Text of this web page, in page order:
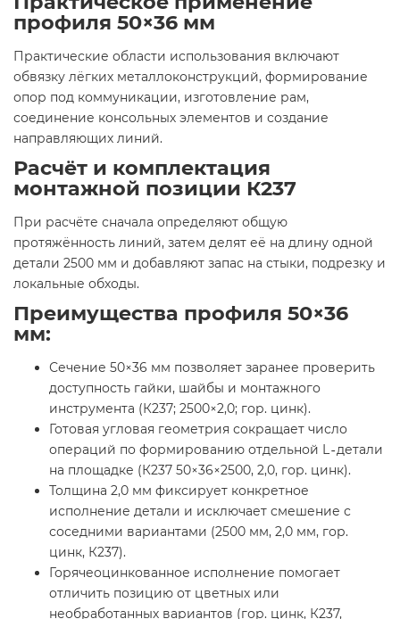
профиля 50×36 мм
Практические области использования включают
обвязку лёгких металлоконструкций, формирование
опор под коммуникации, изготовление рам,
соединение консольных элементов и создание
направляющих линий.
Расчёт и комплектация
монтажной позиции К237
При расчёте сначала определяют общую
протяжённость линий, затем делят её на длину одной
детали 2500 мм и добавляют запас на стыки, подрезку и
локальные обходы.
Преимущества профиля 50×36
мм:
Сечение 50×36 мм позволяет заранее проверить
доступность гайки, шайбы и монтажного
инструмента (К237; 2500×2,0; гор. цинк).
Готовая угловая геометрия сокращает число
операций по формированию отдельной L‑детали
на площадке (К237 50×36×2500, 2,0, гор. цинк).
Толщина 2,0 мм фиксирует конкретное
исполнение детали и исключает смешение с
соседними вариантами (2500 мм, 2,0 мм, гор.
цинк, К237).
Горячеоцинкованное исполнение помогает
отличить позицию от цветных или
необработанных вариантов (гор. цинк, К237,